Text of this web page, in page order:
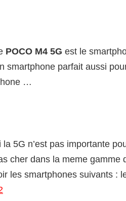
POCO M4 5G est le
smartphone parfait aussi
…
la 5G n’est pas importante
cher dans la meme
les smartphones suivants :